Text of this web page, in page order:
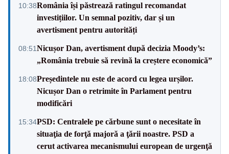
10:38România își păstrează ratingul recomandat
investițiilor. Un semnal pozitiv, dar și un
avertisment pentru autorități
08:51Nicușor Dan, avertisment după decizia Moody’s:
„România trebuie să revină la creștere economică”
18:08Președintele nu este de acord cu legea urșilor.
Nicușor Dan o retrimite în Parlament pentru
modificări
15:34PSD: Centralele pe cărbune sunt o necesitate în
situaţia de forţă majoră a ţării noastre. PSD a
cerut activarea mecanismului european de urgenţă